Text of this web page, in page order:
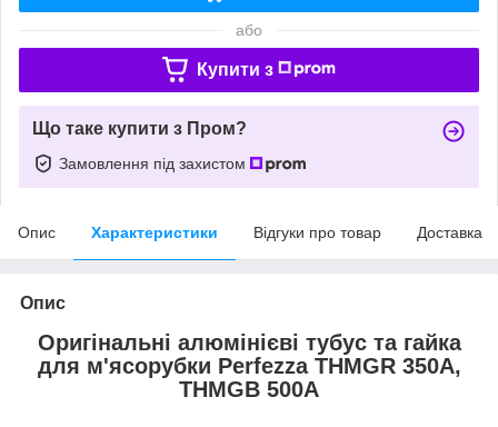
або
Купити з
Що таке купити з Пром?
Замовлення під захистом
Опис Характеристики Відгуки про товар Доставка
Опис
Оригінальні алюмінієві тубус та гайка
для м'ясорубки Perfezza THMGR 350A,
THMGB 500A